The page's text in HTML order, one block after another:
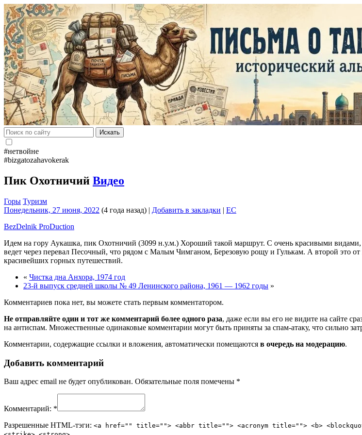
Искать
#нетвойне
#bizgatozahavokerak
Пик Охотничий Видео
Горы Туризм
Понедельник, 27 июня, 2022 (4 года назад) | Добавить в закладки | EC
BezDelnik ProDuction
Идем на гору Аукашка, пик Охотничий (3099 н.у.м.) Хороший такой маршрут. С очень красивыми
ведет через перевал Песочный, что рядом с Малым Чимганом, Березовую рощу и Гулькам. А второй это
красивейших горных путешествий.
« Чистка дна Анхора, 1974 год
23-й выпуск средней школы № 49 Ленинского района, 1961 — 1962 годы »
Комментариев пока нет, вы можете стать первым комментатором.
Не отправляйте один и тот же комментарий более одного раза, даже если вы его не видите на сайте
на антиспам. Множественные одинаковые комментарии могут быть приняты за спам-атаку, что сильно
Комментарии, содержащие ссылки и вложения, автоматически помещаются в очередь на модерацию.
Добавить комментарий
Ваш адрес email не будет опубликован. Обязательные поля помечены *
Комментарий: *
Разрешенные HTML-тэги: <a href="" title=""> <abbr title=""> <acronym title=""> <b>